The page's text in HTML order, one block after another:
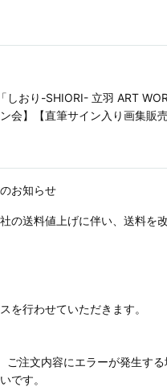
おり-SHIORI- 立羽 ART
会】【直筆サイン入り画集販
お知らせ
の送料値上げに伴い、送料を
を行わせていただきます。
注文内容にエラーが発生す
です。